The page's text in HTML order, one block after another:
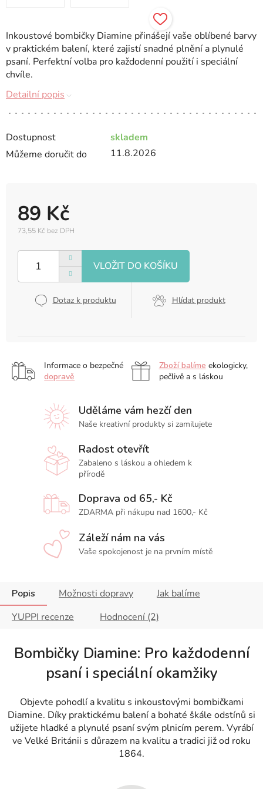
Dostupnost
skladem
Můžeme doručit do
11.8.2026
89 Kč
73,55 Kč bez DPH
cena:
Dotaz k produktu Hlídat produkt
Inkoustové bombičky Diamine přinášejí vaše oblíbené barvy
v praktickém balení, které zajistí snadné plnění a plynulé
psaní. Perfektní volba pro každodenní použití i speciální
chvíle.
Detailní popis
Informace o bezpečné
dopravě
Zboží balíme ekologicky,
pečlivě a s láskou
Uděláme vám hezčí den
Naše kreativní produkty si zamilujete
Radost otevřít
Zabaleno s láskou a ohledem k
přírodě
Doprava od 65,- Kč
ZDARMA při nákupu nad 1600,- Kč
Záleží nám na vás
Vaše spokojenost je na prvním místě
Popis Možnosti dopravy
Jak balíme
YUPPI recenze
Hodnocení (2)
Bombičky Diamine: Pro každodenní
psaní i speciální okamžiky
Objevte pohodlí a kvalitu s inkoustovými bombičkami
Diamine. Díky praktickému balení a bohaté škále odstínů si
užijete hladké a plynulé psaní svým plnicím perem. Vyrábí
ve Velké Británii s důrazem na kvalitu a tradici již od roku
1864.